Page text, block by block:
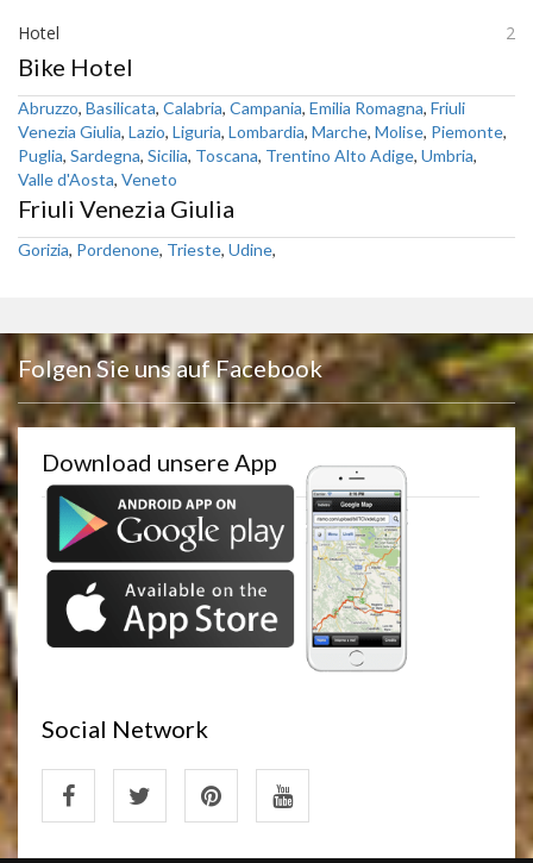
Hotel 2
Bike Hotel
Abruzzo, Basilicata, Calabria, Campania, Emilia Romagna, Friuli
Venezia Giulia, Lazio, Liguria, Lombardia, Marche, Molise, Piemonte,
Puglia, Sardegna, Sicilia, Toscana, Trentino Alto Adige, Umbria,
Valle d'Aosta, Veneto
Friuli Venezia Giulia
Gorizia, Pordenone, Trieste, Udine,
Folgen Sie uns auf Facebook
Download unsere App
Social Network